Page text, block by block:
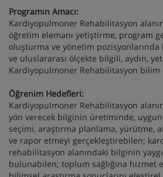
Programın Amacı:
Kardiyopulmoner Rehabilitasyon
öğretim elemanı yetiştirme, program
oluşturma ve yönetim
ve uluslararası ölçekte bilgili, aydın,
Kardiyopulmoner Rehabilitasyon
Öğrenim Hedefleri:
Kardiyopulmoner Rehabilitasyon
yön verecek bilginin üretiminde,
seçimi, araştırma planlama, yürütme,
ve rapor etmeyi gerçekleştirebilen;
rehabilitasyon alanındaki bilginin
bulunabilen; toplum sağlığına hizmet